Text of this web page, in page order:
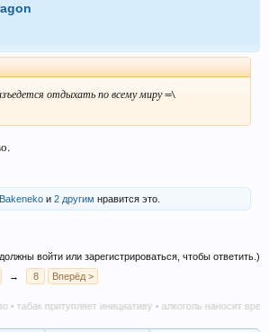
отдыхать по всему миру =\
Bakeneko и 2 другим нравится это.
войти или зарегистрироваться, чтобы ответить.)
→ 8 Вперёд >
притупляет инициативу • алкоголь наносит вред в